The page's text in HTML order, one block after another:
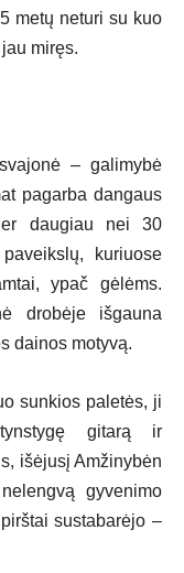
metų neturi su kuo
miręs.
– galimybė
pagarba dangaus
daugiau nei 30
kuriuose
ypač gėlėms.
drobėje išgauna
dainos motyvą.
sunkios paletės, ji
gitarą ir
išėjusį Amžinybėn
gyvenimo
sustabarėjo –